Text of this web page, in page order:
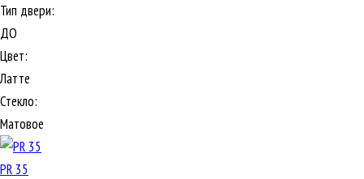
Тип двери:
ДО
Цвет:
Латте
Стекло:
Матовое
PR 35